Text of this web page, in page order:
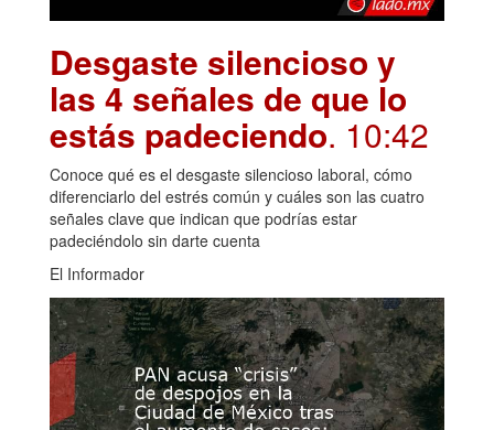
Desgaste silencioso y
las 4 señales de que lo
estás padeciendo. 10:42
Conoce qué es el desgaste silencioso laboral, cómo
diferenciarlo del estrés común y cuáles son las cuatro
señales clave que indican que podrías estar
padeciéndolo sin darte cuenta
El Informador